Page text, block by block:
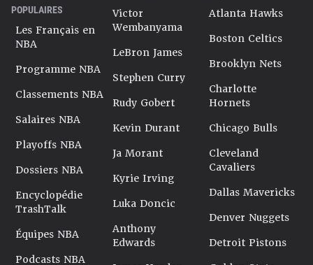
POPULAIRES
Les Français en
NBA
Programme NBA
Classements NBA
Salaires NBA
Playoffs NBA
Dossiers NBA
Encyclopédie
TrashTalk
Équipes NBA
Podcasts NBA
Victor
Wembanyama
LeBron James
Stephen Curry
Rudy Gobert
Kevin Durant
Ja Morant
Kyrie Irving
Luka Doncic
Anthony
Edwards
Atlanta Hawks
Boston Celtics
Brooklyn Nets
Charlotte
Hornets
Chicago Bulls
Cleveland
Cavaliers
Dallas Mavericks
Denver Nuggets
Detroit Pistons